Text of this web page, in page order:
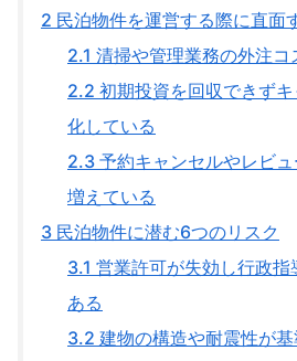
2 民泊物件を運営する際に直面
2.1 清掃や管理業務の外注コ
2.2 初期投資を回収できず
化している
2.3 予約キャンセルやレビ
増えている
3 民泊物件に潜む6つのリスク
3.1 営業許可が失効し行政
ある
3.2 建物の構造や耐震性が